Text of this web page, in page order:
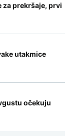
za prekršaje, prvi
utakmice
očekuju